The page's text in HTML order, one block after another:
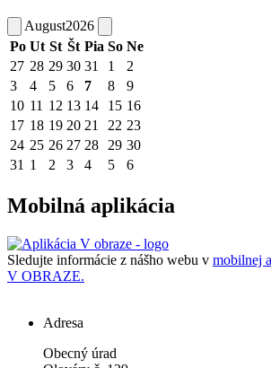
August2026
Po Ut St Št Pia So Ne
27 28 29 30 31 1
2
3
4 5 6 7 8
9
10 11 12 13 14 15 16
17 18 19 20 21 22 23
24 25 26 27 28 29 30
31 1 2 3 4 5 6
Mobilná aplikácia
Sledujte informácie z nášho webu v mobilnej
V OBRAZE.
Adresa
Obecný úrad